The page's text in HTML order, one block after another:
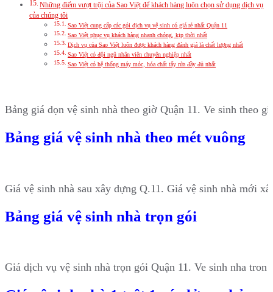
Những điểm vượt trội của Sao Việt để khách hàng luôn chọn sử dụng dịch vụ
của chúng tôi
Sao Việt cung cấp các gói dịch vụ vệ sinh có giá rẻ nhất Quận 11
Sao Việt phục vụ khách hàng nhanh chóng, kịp thời nhất
Dịch vụ của Sao Việt luôn được khách hàng đánh giá là chất lượng nhất
Sao Việt có đội ngũ nhân viên chuyên nghiệp nhất
Sao Việt có hệ thống máy móc, hóa chất tẩy rửa đầy đủ nhất
Bảng giá dọn vệ sinh nhà theo giờ Quận 11. Ve sinh theo
Bảng giá vệ sinh nhà theo mét vuông
Giá vệ sinh nhà sau xây dựng Q.11. Giá vệ sinh nhà mới
Bảng giá vệ sinh nhà trọn gói
Giá dịch vụ vệ sinh nhà trọn gói Quận 11. Ve sinh nha tron